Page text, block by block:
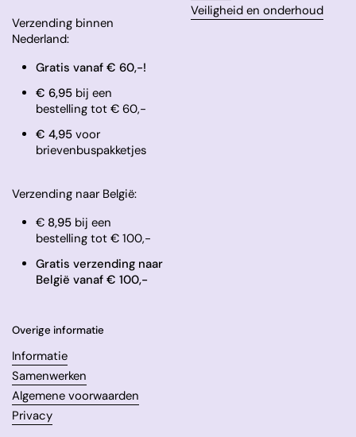
Verzending binnen
Nederland:
Gratis vanaf € 60,-!
€ 6,95 bij een
bestelling tot € 60,-
​€ 4,95 voor
brievenbuspakketjes
Verzending naar België:
€ 8,95bij een
bestelling tot € 100,-
Gratis verzending naar
België vanaf € 100,-
Veiligheid en onderhoud
Overige informatie
Informatie
Samenwerken
Algemene voorwaarden
Privacy